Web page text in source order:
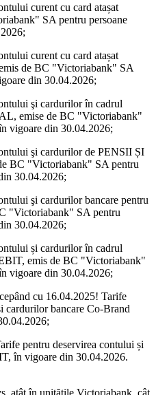
curent cu card atașat
SA pentru persoane
curent cu card atașat
de BC "Victoriabank" SA
din 30.04.2026;
şi cardurilor în cadrul
emise de BC "Victoriabank"
vigoare din 30.04.2026;
şi cardurilor de PENSII ȘI
BC "Victoriabank" SA pentru
30.04.2026;
şi cardurilor bancare pentru
"Victoriabank" SA pentru
30.04.2026;
și cardurilor în cadrul
emis de BC "Victoriabank"
vigoare din 30.04.2026;
cu 16.04.2025! Tarife
cardurilor bancare Co-Brand
pentru deservirea contului și
în vigoare din 30.04.2026.
atât în unitățile Victoriabank, cât